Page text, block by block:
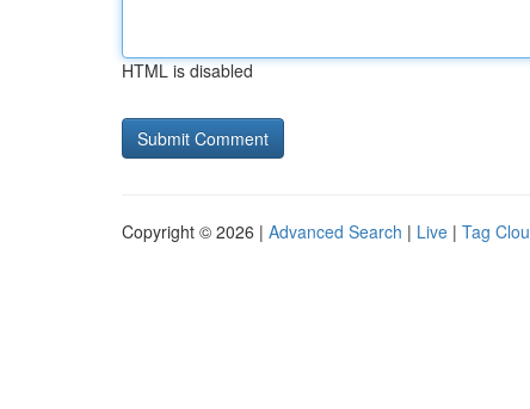
HTML is disabled
Copyright © 2026 | Advanced Search | Live | Tag